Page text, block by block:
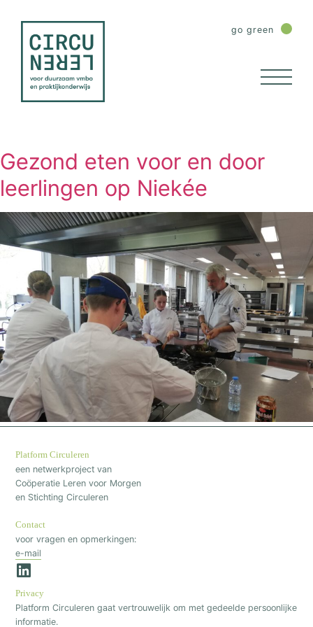
go green
Gezond eten voor en door
leerlingen op Niekée
Platform Circuleren
een netwerkproject van
Coöperatie Leren voor Morgen
en Stichting Circuleren
Contact
voor vragen en opmerkingen:
e-mail
Privacy
Platform Circuleren gaat vertrouwelijk om met gedeelde persoonlijke
informatie.